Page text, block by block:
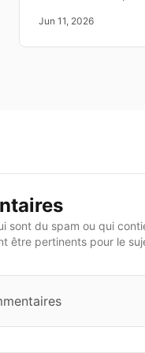
les chaînes de
Jun 11, 2026
sont du spam ou qui
être pertinents pour le